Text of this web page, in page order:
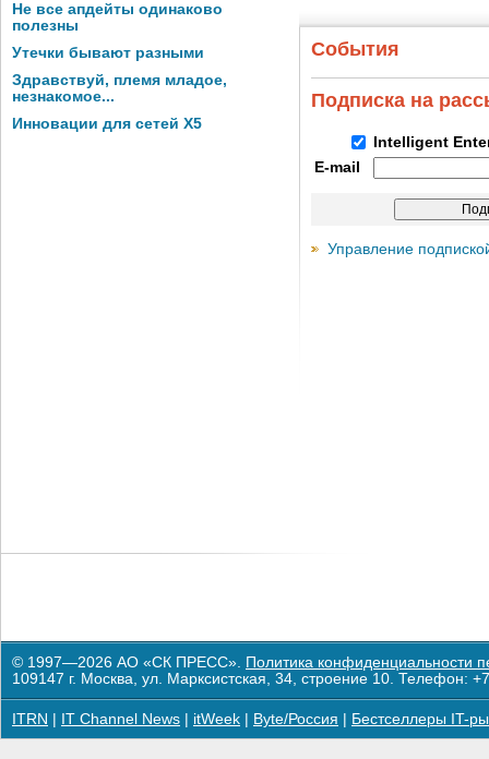
Не все апдейты одинаково
полезны
Утечки бывают разными
Здравствуй, племя младое,
незнакомое...
Инновации для сетей X5
События
Подписка на
Intelligent
E-mail
Управление
© 1997—2026 АО «СК ПРЕСС». Политика конфиденциальности
109147 г. Москва, ул. Марксистская, 34, строение 10. Телефон:
ITRN IT Channel News itWeek Byte/Россия Бестселлеры IT-